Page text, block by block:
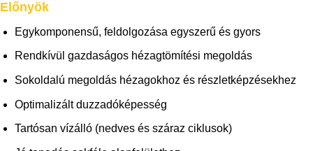
Előnyök
Egykomponensű, feldolgozása egyszerű és gyors
Rendkívül gazdaságos hézagtömítési megoldás
Sokoldalú megoldás hézagokhoz és részletképzésekhez
Optimalizált duzzadóképesség
Tartósan vízálló (nedves és száraz ciklusok)